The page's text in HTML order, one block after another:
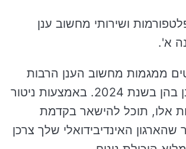
ושירותי מחשוב ענן
א'.
ממגמות מחשוב הענן הרבות
שכדאי להתבונן בהן בשנת 2024. באמצעות ניטור
אלו, תוכל להישאר בקדמת
האינדיבידואלי שלך צרכן